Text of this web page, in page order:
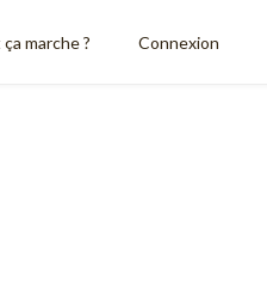
marche ? Connexion